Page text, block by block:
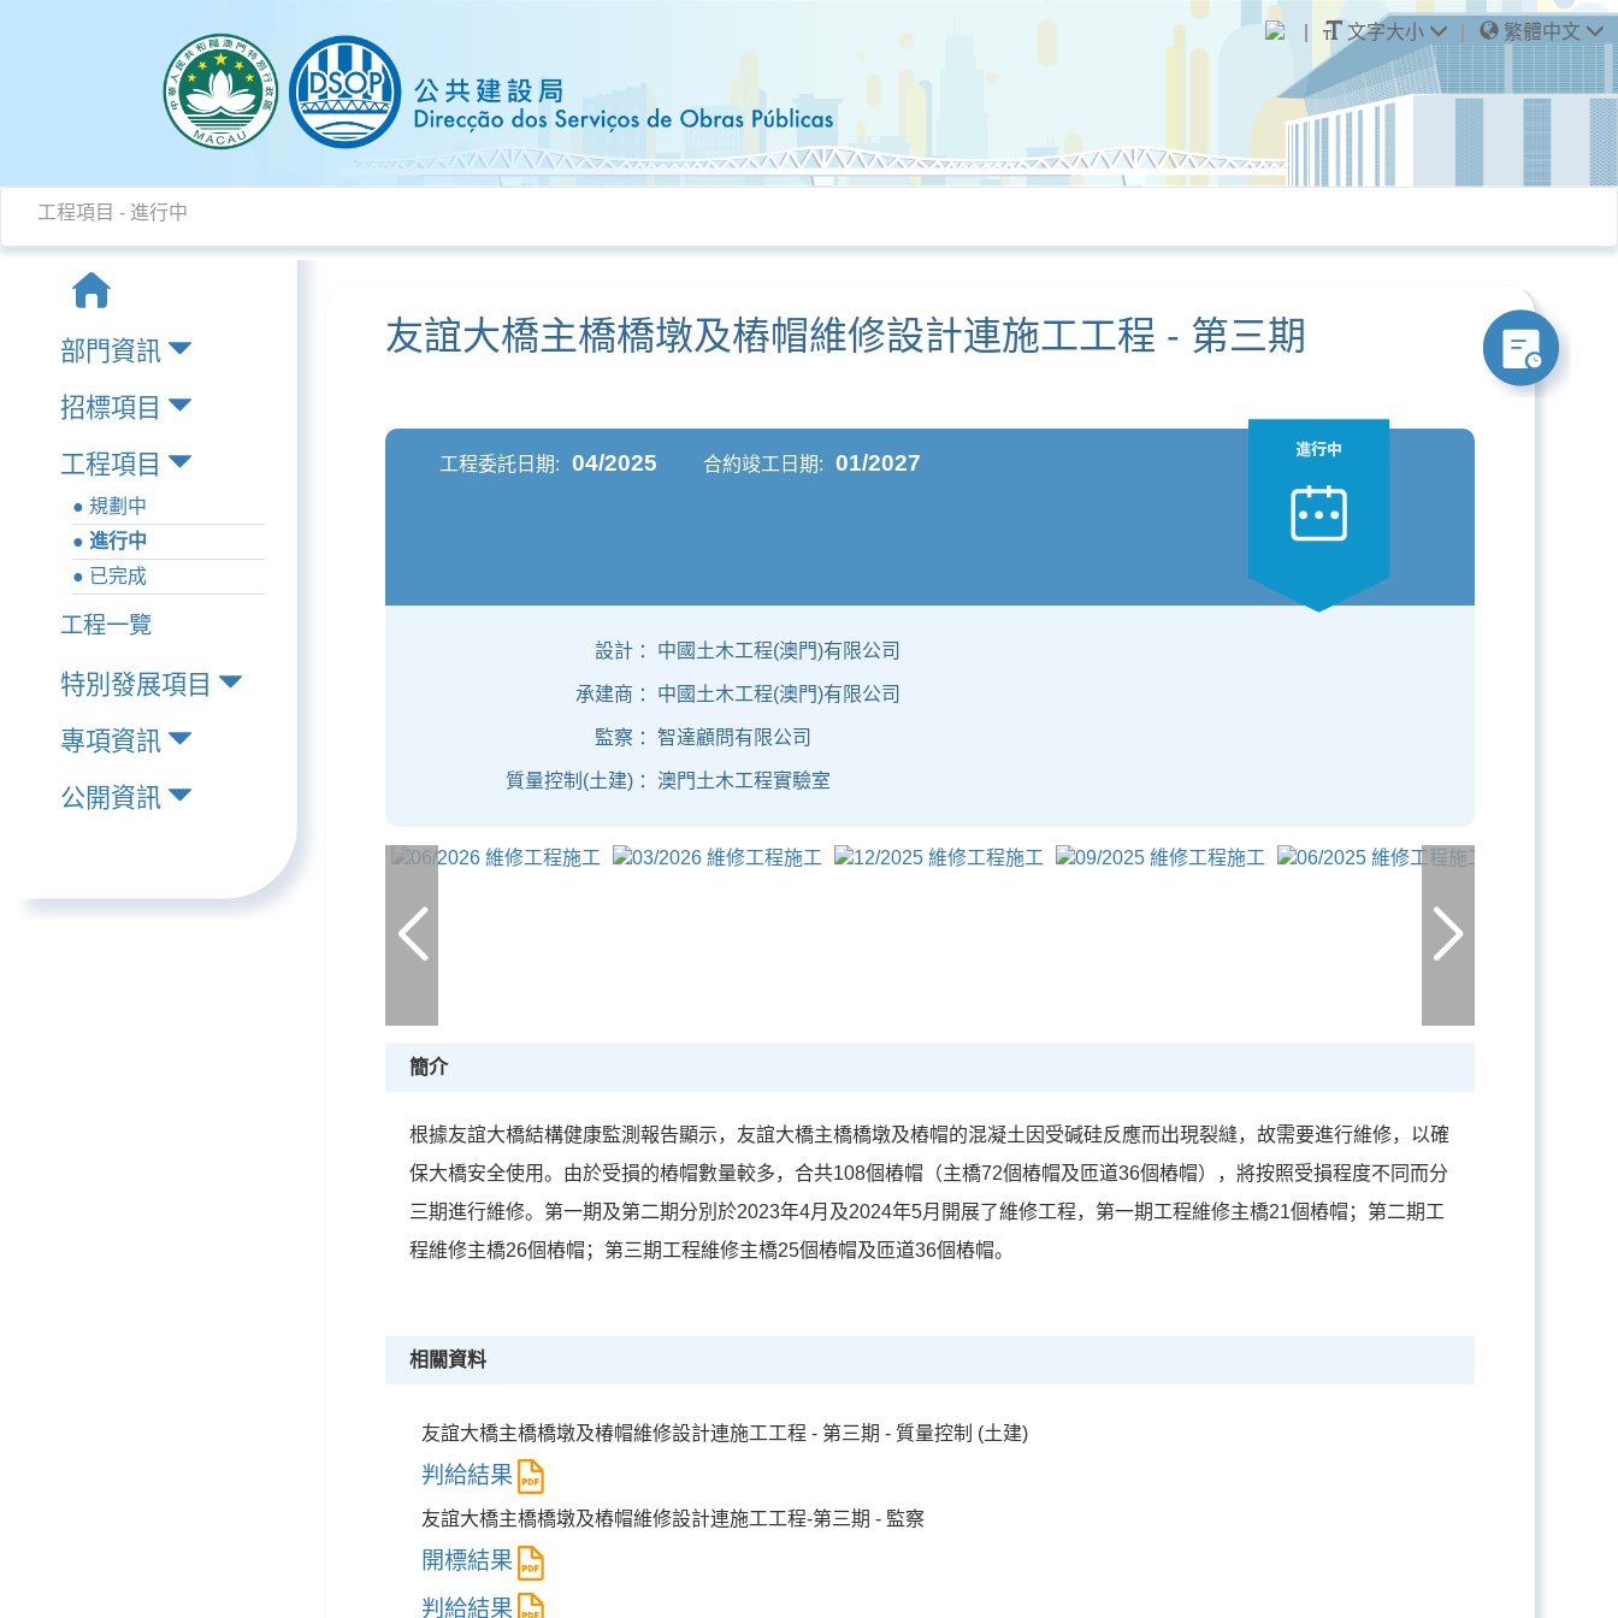
文字大小 繁體中文
工程項目 - 進行中
部門資訊
招標項目
工程項目
● 規劃中
● 進行中
● 已完成
工程一覽
特別發展項目
專項資訊
公開資訊
友誼大橋主橋橋墩及樁帽維修設計連施工工程 - 第三期
工程委託日期: 04/2025 合約竣工日期: 01/2027
設計 ： 中國土木工程(澳門)有限公司
承建商 ： 中國土木工程(澳門)有限公司
監察 ：智達顧問有限公司
質量控制(土建) ： 澳門土木工程實驗室
簡介
根據友誼大橋結構健康監測報告顯示，友誼大橋主橋橋墩及樁帽的混凝土因受碱硅反應而出現裂縫，故需要進行維修，以確
保大橋安全使用。由於受損的樁帽數量較多，合共108個樁帽（主橋72個樁帽及匝道36個樁帽），將按照受損程度不同而分
三期進行維修。第一期及第二期分別於2023年4月及2024年5月開展了維修工程，第一期工程維修主橋21個樁帽；第二期工
程維修主橋26個樁帽；第三期工程維修主橋25個樁帽及匝道36個樁帽。
相關資料
友誼大橋主橋橋墩及椿帽維修設計連施工工程 - 第三期 - 質量控制 (土建)
判給結果
友誼大橋主橋橋墩及樁帽維修設計連施工工程-第三期 - 監察
開標結果
判給結果